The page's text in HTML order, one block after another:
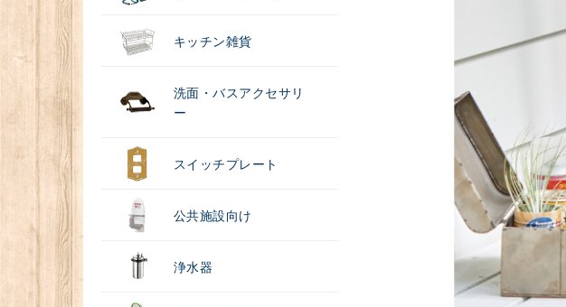
キッチン雑貨
洗面・バスアクセサリ
ー
スイッチプレート
公共施設向け
浄水器